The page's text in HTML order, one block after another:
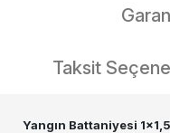
Taksit
Yangın Battaniyesi